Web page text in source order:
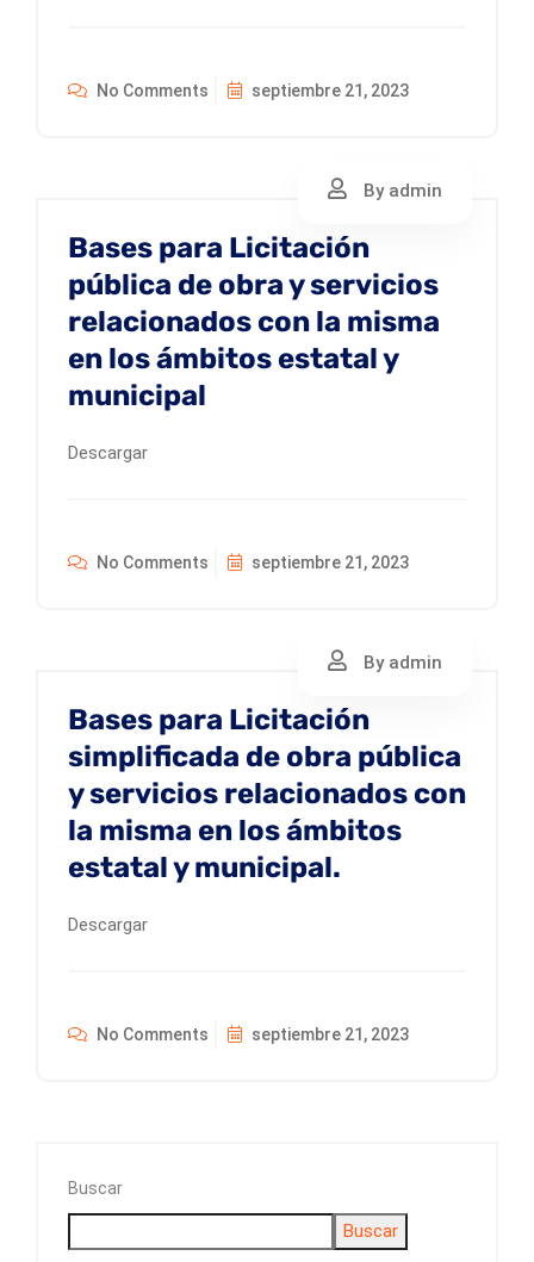
No Comments septiembre 21, 2023
By admin
Bases para Licitación
pública de obra y servicios
relacionados con la misma
en los ámbitos estatal y
municipal
Descargar
No Comments septiembre 21, 2023
By admin
Bases para Licitación
simplificada de obra pública
y servicios relacionados con
la misma en los ámbitos
estatal y municipal.
Descargar
No Comments septiembre 21, 2023
Buscar
Buscar